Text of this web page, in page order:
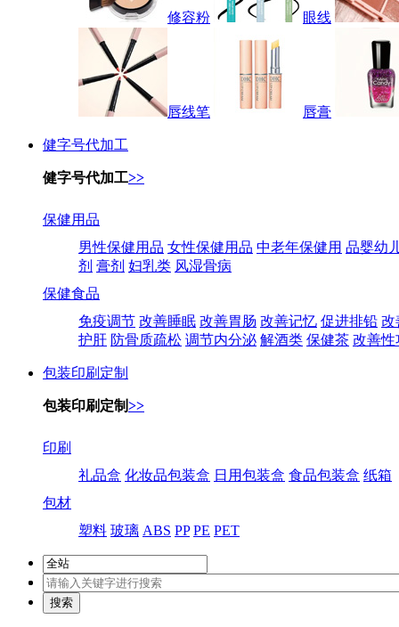
修容粉 眼线
唇线笔 唇膏
健字号代加工
健字号代加工>>
保健用品
男性保健用品 女性保健用品 中老年保健用 品婴幼
剂 膏剂 妇乳类 风湿骨病
保健食品
免疫调节 改善睡眠 改善胃肠 改善记忆 促进排铅 改
护肝 防骨质疏松 调节内分泌 解酒类 保健茶 改善性
包装印刷定制
包装印刷定制>>
印刷
礼品盒 化妆品包装盒 日用包装盒 食品包装盒 纸箱
包材
塑料 玻璃 ABS PP PE PET